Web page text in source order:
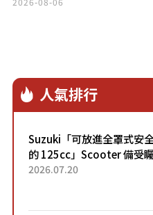
場奧翻
人氣排行
Suzuki「可放進全罩式安
的 125cc」Scooter 備受矚
目！採用全新流線設計與各
2026.07.20